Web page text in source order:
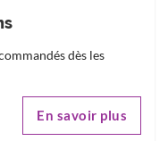
dès les
En savoir plus